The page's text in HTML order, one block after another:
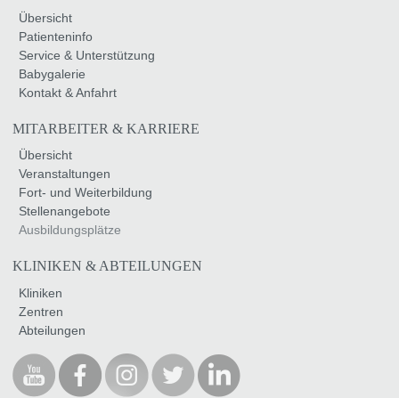
Übersicht
Patienteninfo
Service & Unterstützung
Babygalerie
Kontakt & Anfahrt
MITARBEITER & KARRIERE
Übersicht
Veranstaltungen
Fort- und Weiterbildung
Stellenangebote
Ausbildungsplätze
KLINIKEN & ABTEILUNGEN
Kliniken
Zentren
Abteilungen